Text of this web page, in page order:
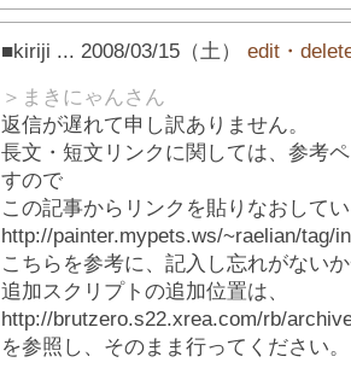
■kiriji ... 2008/03/15（土） edit・
＞まきにゃんさん
返信が遅れて申し訳ありません。
長文・短文リンクに関しては、参考
すので
この記事からリンクを貼りなおして
http://painter.mypets.ws/~raelian/tag/
こちらを参考に、記入し忘れがない
追加スクリプトの追加位置は、
http://brutzero.s22.xrea.com/rb/
を参照し、そのまま行ってください。